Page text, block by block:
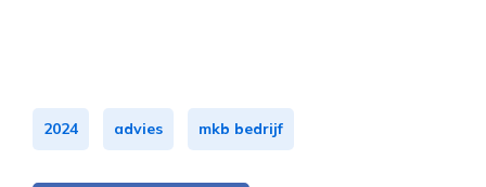
2024 advies mkb bedrijf